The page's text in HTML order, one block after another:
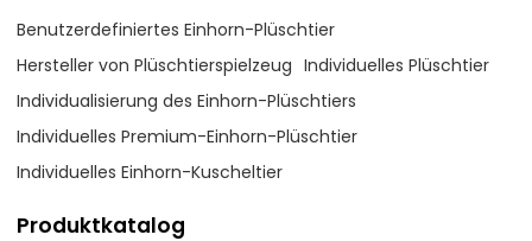
Benutzerdefiniertes Einhorn-Plüschtier
Hersteller von Plüschtierspielzeug Individuelles Plüschtier
Individualisierung des Einhorn-Plüschtiers
Individuelles Premium-Einhorn-Plüschtier
Individuelles Einhorn-Kuscheltier
Produktkatalog